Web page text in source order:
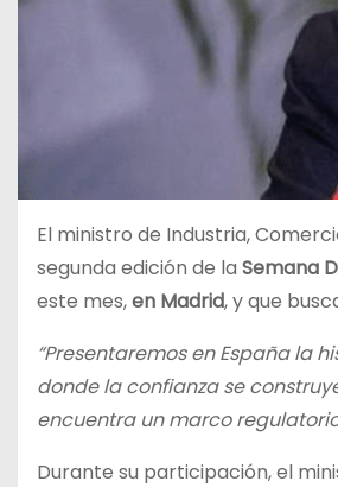
El ministro de Industria,
segunda edición de la Semana
este mes,en Madrid, y que
“Presentaremos en España la
donde la confianza se
encuentra un marco
Durante su participación, el